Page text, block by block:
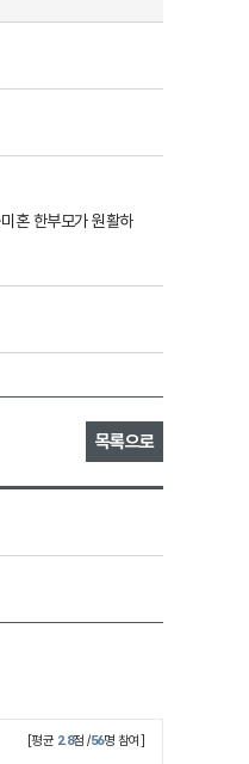
혼 한부모가 원활하
목록으로
[평균 2.8점 /56명 참여]